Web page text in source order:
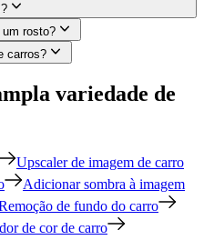
rosto?
carros?
variedade de
Upscaler de imagem de carro
Adicionar sombra à imagem
de fundo do carro
de cor de carro